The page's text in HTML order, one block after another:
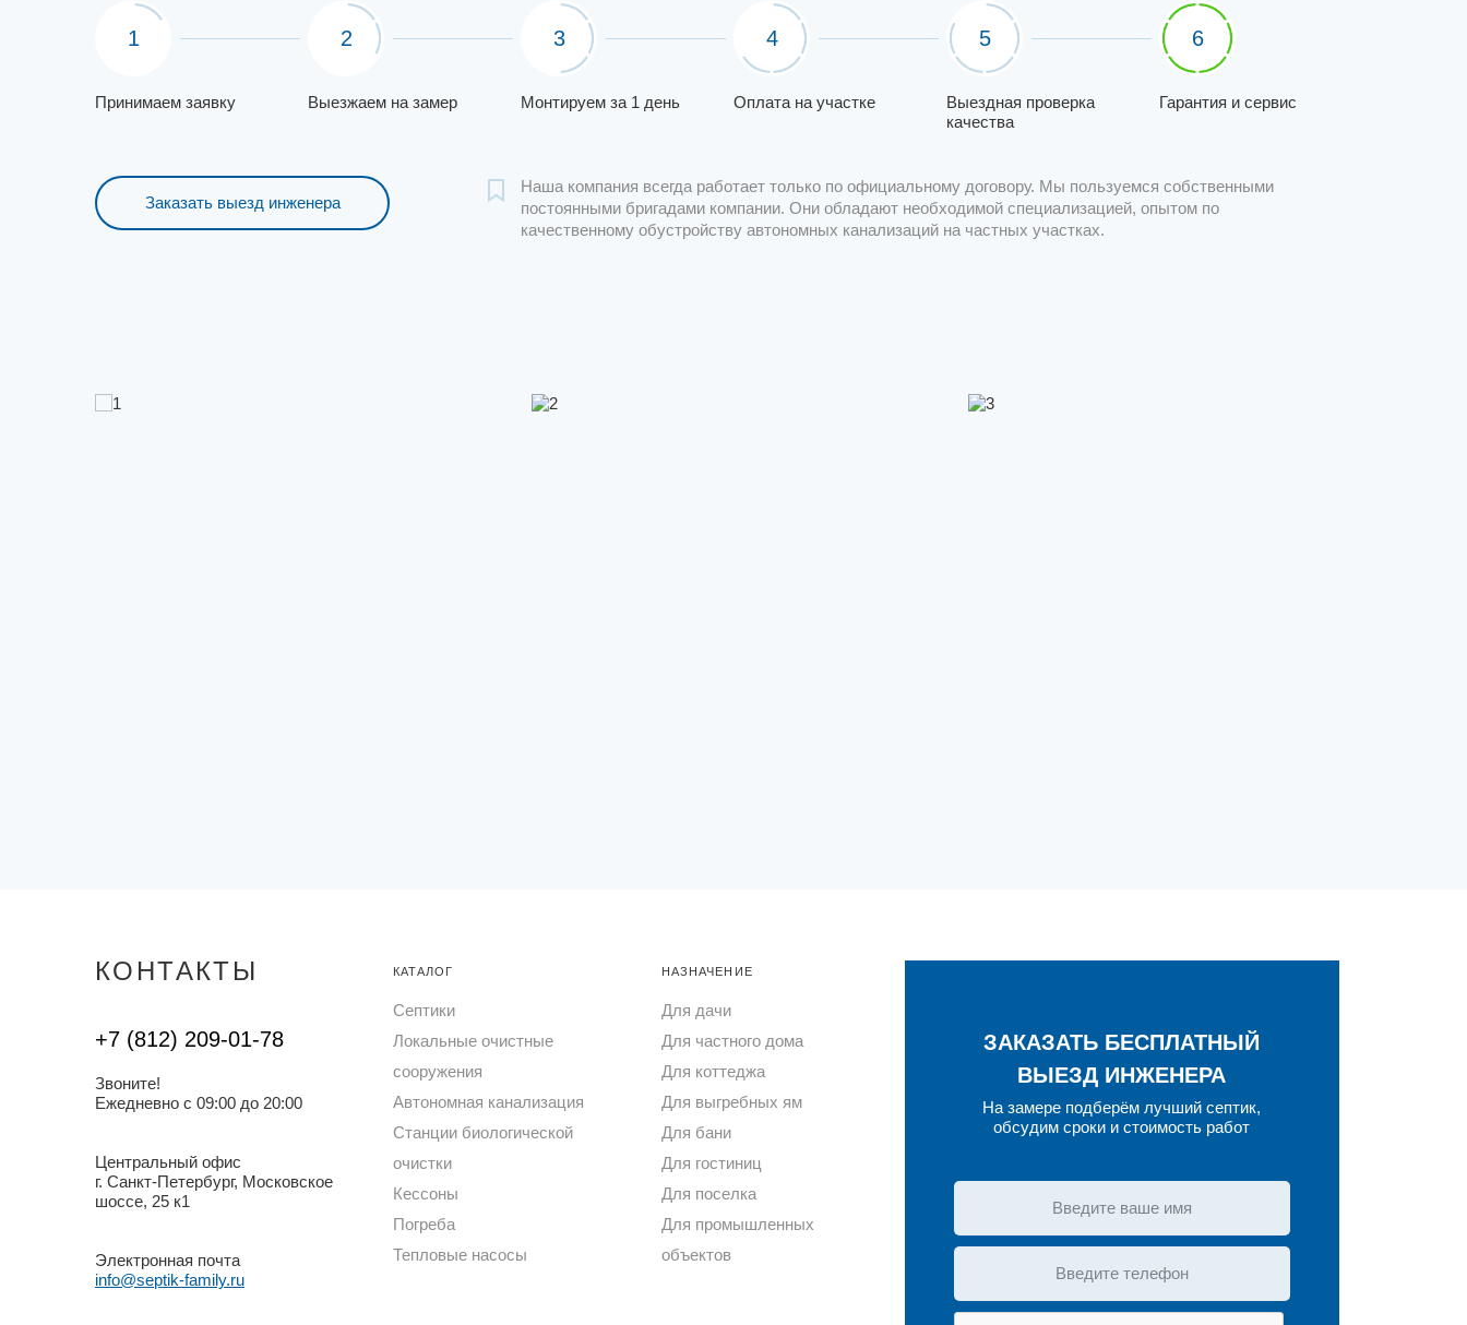
1
Принимаем заявку
2
Выезжаем на замер
3
Монтируем за 1 день
4
Оплата на участке
5
Выездная проверка
качества
6
Гарантия и сервис
Заказать выезд инженера
Наша компания всегда работает только по официальному договору. Мы пользуемся собственными
постоянными бригадами компании. Они обладают необходимой специализацией, опытом по
качественному обустройству автономных канализаций на частных участках.
КОНТАКТЫ
+7 (812) 209-01-78
Звоните!
Ежедневно с 09:00 до 20:00
Центральный офис
г. Санкт-Петербург, Московское
шоссе, 25 к1
Электронная почта
info@septik-family.ru
КАТАЛОГ
Септики
Локальные очистные
сооружения
Автономная канализация
Станции биологической
очистки
Кессоны
Погреба
Тепловые насосы
НАЗНАЧЕНИЕ
Для дачи
Для частного дома
Для коттеджа
Для выгребных ям
Для бани
Для гостиниц
Для поселка
Для промышленных
объектов
ЗАКАЗАТЬ БЕСПЛАТНЫЙ
ВЫЕЗД ИНЖЕНЕРА
На замере подберём лучший септик,
обсудим сроки и стоимость работ